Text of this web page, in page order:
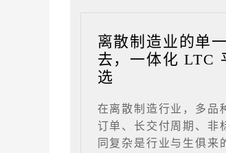
离散制造业的单
去，一体化 LTC
选
在离散制造行业，多品
订单、长交付周期、非
同复杂是行业与生俱来